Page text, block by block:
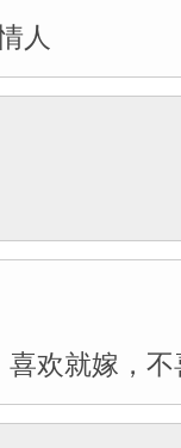
人
欢就嫁，